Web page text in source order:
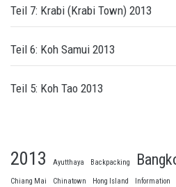
Teil 7: Krabi (Krabi Town) 2013
Teil 6: Koh Samui 2013
Teil 5: Koh Tao 2013
2013 Ayutthaya Backpacking
Chiang Mai Chinatown Hong Island Information